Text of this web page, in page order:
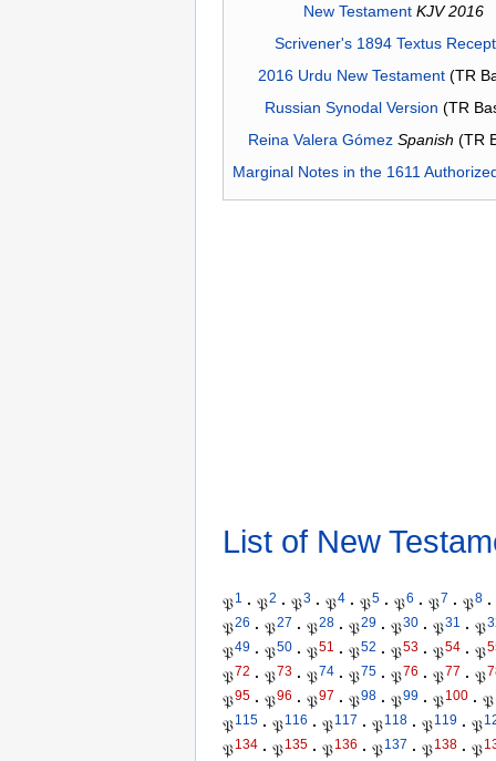
New Testament KJV 2016
Scrivener's 1894 Textus
2016 Urdu New Testament(TR
Russian Synodal Version (TR
Reina Valera Gómez Spanish (TR
Marginal Notes in the 1611
List of New
𝔓1 · 𝔓2 · 𝔓3 · 𝔓4 · 𝔓5 · 𝔓6 · 𝔓7 · 𝔓8 ·
𝔓26 · 𝔓27 · 𝔓28 · 𝔓29 · 𝔓30 · 𝔓31 · 𝔓
𝔓49 · 𝔓50 · 𝔓51 · 𝔓52 · 𝔓53 · 𝔓54 · 𝔓
𝔓72 · 𝔓73 · 𝔓74 · 𝔓75 · 𝔓76 · 𝔓77 · 𝔓
𝔓95 · 𝔓96 · 𝔓97 · 𝔓98 · 𝔓99 · 𝔓100 · 𝔓
𝔓115 · 𝔓116 · 𝔓117 · 𝔓118 · 𝔓119 · 𝔓
𝔓134 · 𝔓135 · 𝔓136 · 𝔓137 · 𝔓138 · 𝔓